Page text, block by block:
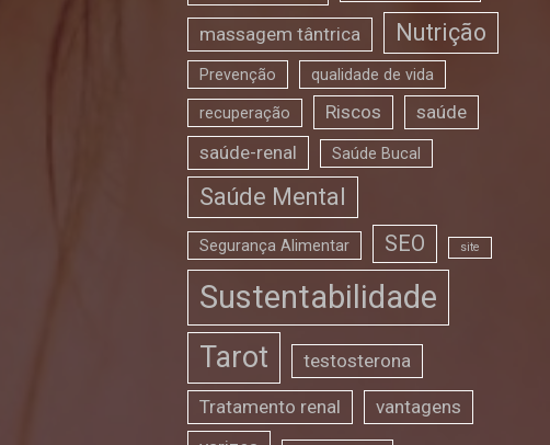
massagem tântrica Nutrição
Prevenção qualidade de vida
recuperação Riscos
saúde
saúde-renal
Saúde Bucal
Saúde Mental
Segurança Alimentar SEO site
Sustentabilidade
Tarot testosterona
Tratamento renal
vantagens